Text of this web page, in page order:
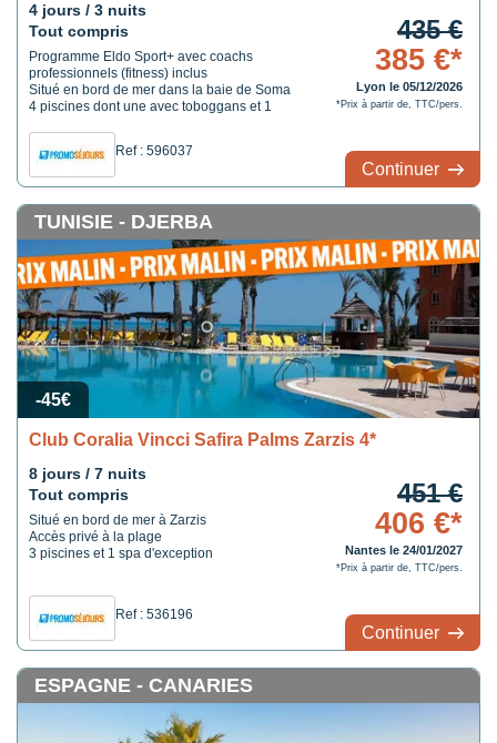
4 jours / 3 nuits
Tout compris
Programme Eldo Sport+ avec coachs
professionnels (fitness) inclus
Situé en bord de mer dans la baie de Soma
4 piscines dont une avec toboggans et 1
Ref : 596037
435 €
385 €*
Lyon le 05/12/2026
*Prix à partir de, TTC/pers.
Continuer
-45€
TUNISIE - DJERBA
Club Coralia Vincci Safira Palms Zarzis 4*
8 jours / 7 nuits
Tout compris
Situé en bord de mer à Zarzis
Accès privé à la plage
3 piscines et 1 spa d'exception
Ref : 536196
451 €
406 €*
Nantes le 24/01/2027
*Prix à partir de, TTC/pers.
Continuer
ESPAGNE - CANARIES